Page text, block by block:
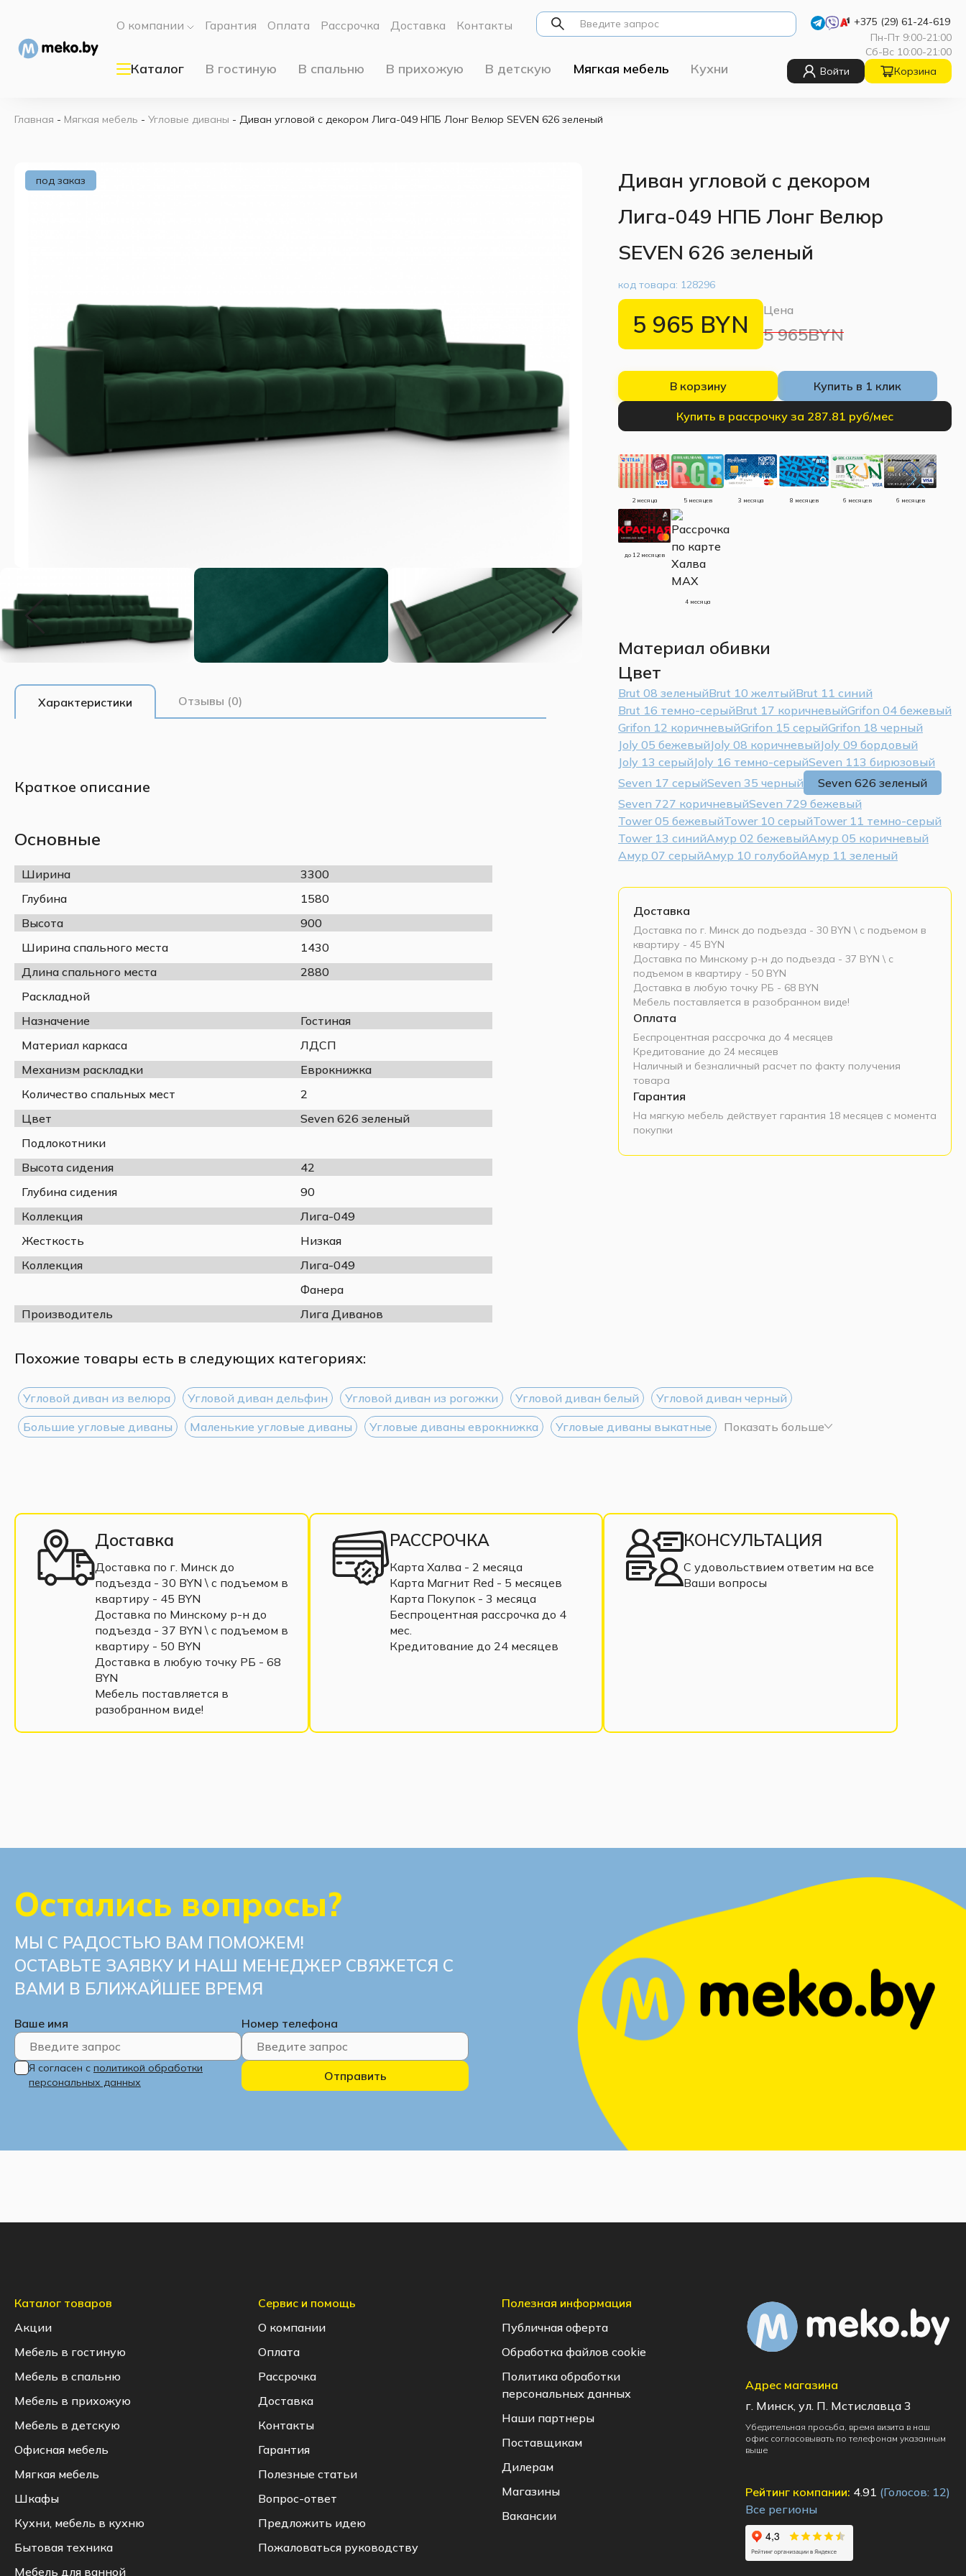
О компании Гарантия Оплата Рассрочка Доставка Контакты
+375 (29) 61-24-619
Пн-Пт 9:00-21:00
Сб-Вс 10:00-21:00
Каталог В гостиную В спальню В прихожую В детскую Мягкая мебель Кухни Войти Корзина
Главная - Мягкая мебель - Угловые диваны - Диван угловой с декором Лига-049 НПБ Лонг Велюр SEVEN 626 зеленый
под заказ
Характеристики Отзывы (0)
Краткое описание
Основные
Ширина
3300
Глубина
1580
Высота
900
Ширина спального места
1430
Длина спального места
2880
Раскладной
Назначение
Гостиная
Материал каркаса
ЛДСП
Механизм раскладки
Еврокнижка
Количество спальных мест
2
Цвет
Seven 626 зеленый
Подлокотники
Высота сидения
42
Глубина сидения
90
Коллекция
Лига-049
Жесткость
Низкая
Коллекция
Лига-049
Фанера
Производитель
Лига Диванов
Диван угловой с декором
Лига-049 НПБ Лонг Велюр
SEVEN 626 зеленый
код товара: 128296
5 965 BYN Цена
5 965BYN
В корзину Купить в 1 клик
Купить в рассрочку за 287.81 руб/мес
2 месяца 5 месяцев 3 месяца 8 месяцев 6 месяцев 6 месяцев
до 12 месяцев
4 месяца
Материал обивки
Цвет
Brut 08 зеленыйBrut 10 желтыйBrut 11 синий
Brut 16 темно-серыйBrut 17 коричневыйGrifon 04 бежевый
Grifon 12 коричневыйGrifon 15 серыйGrifon 18 черный
Joly 05 бежевыйJoly 08 коричневыйJoly 09 бордовый
Joly 13 серыйJoly 16 темно-серыйSeven 113 бирюзовый
Seven 17 серыйSeven 35 черный
Seven 626 зеленый
Seven 727 коричневыйSeven 729 бежевый
Tower 05 бежевыйTower 10 серыйTower 11 темно-серый
Tower 13 синийАмур 02 бежевыйАмур 05 коричневый
Амур 07 серыйАмур 10 голубойАмур 11 зеленый
Доставка
Доставка по г. Минск до подъезда - 30 BYN \ c подъемом в
квартиру - 45 BYN
Доставка по Минскому р-н до подъезда - 37 BYN \ c
подъемом в квартиру - 50 BYN
Доставка в любую точку РБ - 68 BYN
Мебель поставляется в разобранном виде!
Оплата
Беспроцентная рассрочка до 4 месяцев
Кредитование до 24 месяцев
Наличный и безналичный расчет по факту получения
товара
Гарантия
На мягкую мебель действует гарантия 18 месяцев с момента
покупки
Похожие товары есть в следующих категориях:
Угловой диван из велюра Угловой диван дельфин Угловой диван из рогожки Угловой диван белый
Угловой диван черный
Большие угловые диваны
Маленькие угловые диваны Угловые диваны еврокнижка Угловые диваны выкатные Показать больше
Доставка
Доставка по г. Минск до
подъезда - 30 BYN \ c подъемом в
квартиру - 45 BYN
Доставка по Минскому р-н до
подъезда - 37 BYN \ c подъемом в
квартиру - 50 BYN
Доставка в любую точку РБ - 68
BYN
Мебель поставляется в
разобранном виде!
РАССРОЧКА
Карта Халва - 2 месяца
Карта Магнит Red - 5 месяцев
Карта Покупок - 3 месяца
Беспроцентная рассрочка до 4
мес.
Кредитование до 24 месяцев
КОНСУЛЬТАЦИЯ
С удовольствием ответим на все
Ваши вопросы
Остались вопросы?
МЫ С РАДОСТЬЮ ВАМ ПОМОЖЕМ!
ОСТАВЬТЕ ЗАЯВКУ И НАШ МЕНЕДЖЕР СВЯЖЕТСЯ С
ВАМИ В БЛИЖАЙШЕЕ ВРЕМЯ
Ваше имя Номер телефона
Я согласен с политикой обработки
персональных данных
Отправить
Каталог товаров
Акции
Мебель в гостиную
Мебель в спальню
Мебель в прихожую
Мебель в детскую
Офисная мебель
Мягкая мебель
Шкафы
Кухни, мебель в кухню
Бытовая техника
Мебель для ванной
Сервис и помощь
О компании
Оплата
Рассрочка
Доставка
Контакты
Гарантия
Полезные статьи
Вопрос-ответ
Предложить идею
Пожаловаться руководству
Полезная информация
Публичная оферта
Обработка файлов cookie
Политика обработки
персональных данных
Наши партнеры
Поставщикам
Дилерам
Магазины
Вакансии
Адрес магазина
г. Минск, ул. П. Мстиславца 3
Убедительная просьба, время визита в наш
офис согласовывать по телефонам указанным
выше
Рейтинг компании: 4.91 (Голосов: 12)
Все регионы